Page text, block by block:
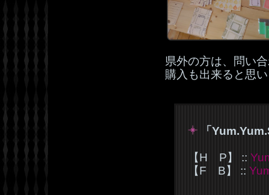
県外の方は、問い
購入も出来ると思
「
【H P】 ::
【F B】 ::